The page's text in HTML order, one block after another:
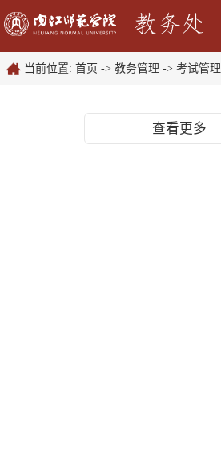
当前位置: 首页 -> 教务管理 -> 考试管理
查看更多